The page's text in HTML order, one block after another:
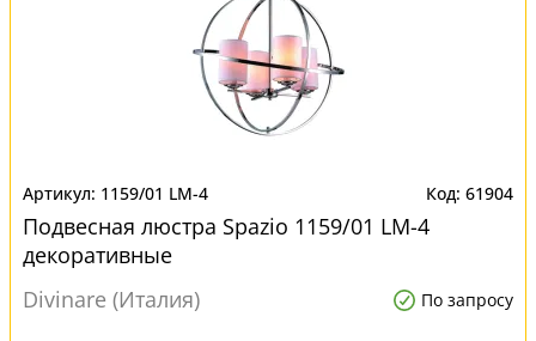
1159/01 LM-4 61904
Подвесная люстра Spazio 1159/01 LM-4
декоративные
Divinare (Италия)
По запросу